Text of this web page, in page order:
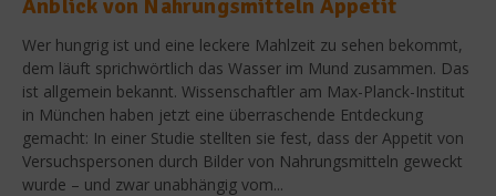
Anblick von Nahrungsmitteln Appetit
Wer hungrig ist und eine leckere Mahlzeit zu sehen bekommt,
dem läuft sprichwörtlich das Wasser im Mund zusammen. Das
ist allgemein bekannt. Wissenschaftler am Max-Planck-Institut
in München haben jetzt eine überraschende Entdeckung
gemacht: In einer Studie stellten sie fest, dass der Appetit von
Versuchspersonen durch Bilder von Nahrungsmitteln geweckt
wurde – und zwar unabhängig vom...